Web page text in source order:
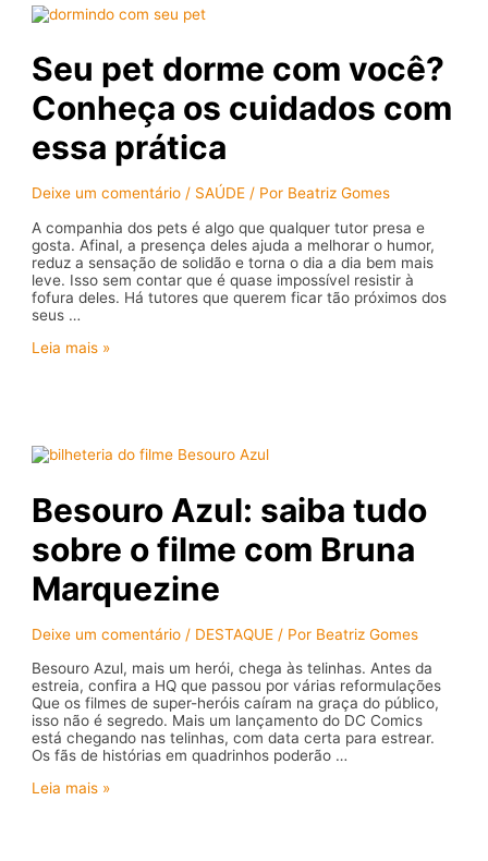
médica
Seu pet dorme com você?
Conheça os cuidados com
essa prática
Deixe um comentário / SAÚDE / Por Beatriz Gomes
A companhia dos pets é algo que qualquer tutor presa e
gosta. Afinal, a presença deles ajuda a melhorar o humor,
reduz a sensação de solidão e torna o dia a dia bem mais
leve. Isso sem contar que é quase impossível resistir à
fofura deles. Há tutores que querem ficar tão próximos dos
seus …
Seu
os
cuidados
essa
prática
Leia mais »
Besouro Azul: saiba tudo
sobre o filme com Bruna
Marquezine
Deixe um comentário / DESTAQUE / Por Beatriz Gomes
Besouro Azul, mais um herói, chega às telinhas. Antes da
estreia, confira a HQ que passou por várias reformulações
Que os filmes de super-heróis caíram na graça do público,
isso não é segredo. Mais um lançamento do DC Comics
está chegando nas telinhas, com data certa para estrear.
Os fãs de histórias em quadrinhos poderão …
Besouro
Leia mais »